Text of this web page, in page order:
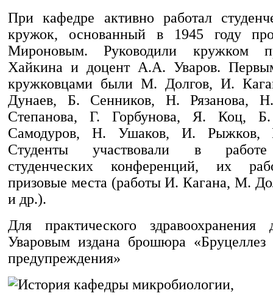
При кафедре активно работал
кружок, основанный в 1945 году
Мироновым. Руководили кружком
Хайкина и доцент А.А. Уваров.
кружковцами были М. Долгов, И.
Дунаев, Б. Сенников, Н. Рязанова,
Степанова, Г. Горбунова, Я. Коц,
Самодуров, Н. Ушаков, И. Рыжков,
Студенты участвовали в
студенческих конференций, их
призовые места (работы И. Кагана, М.
и др.).
Для практического
Уваровым издана брошюра
предупреждения»